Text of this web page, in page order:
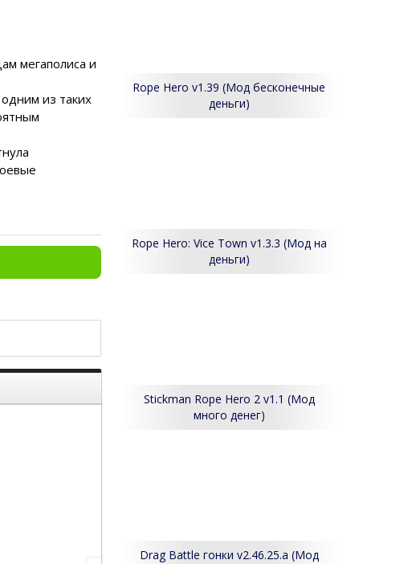
мегаполиса и
из таких
Rope Hero v1.39 (Мод бесконечные
деньги)
Rope Hero: Vice Town v1.3.3 (Мод на
деньги)
Stickman Rope Hero 2 v1.1 (Мод
много денег)
Drag Battle гонки v2.46.25.a (Мод